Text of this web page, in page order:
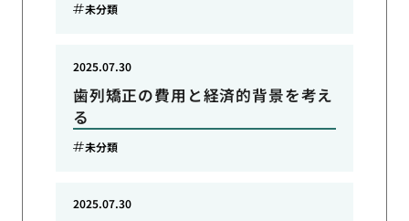
未分類
歯列矯正の費用と経済的背景を考え
る
2025.07.30
未分類
2025.07.30